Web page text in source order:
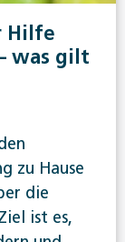
Hilfe
was gilt
zu Hause
die
ist es,